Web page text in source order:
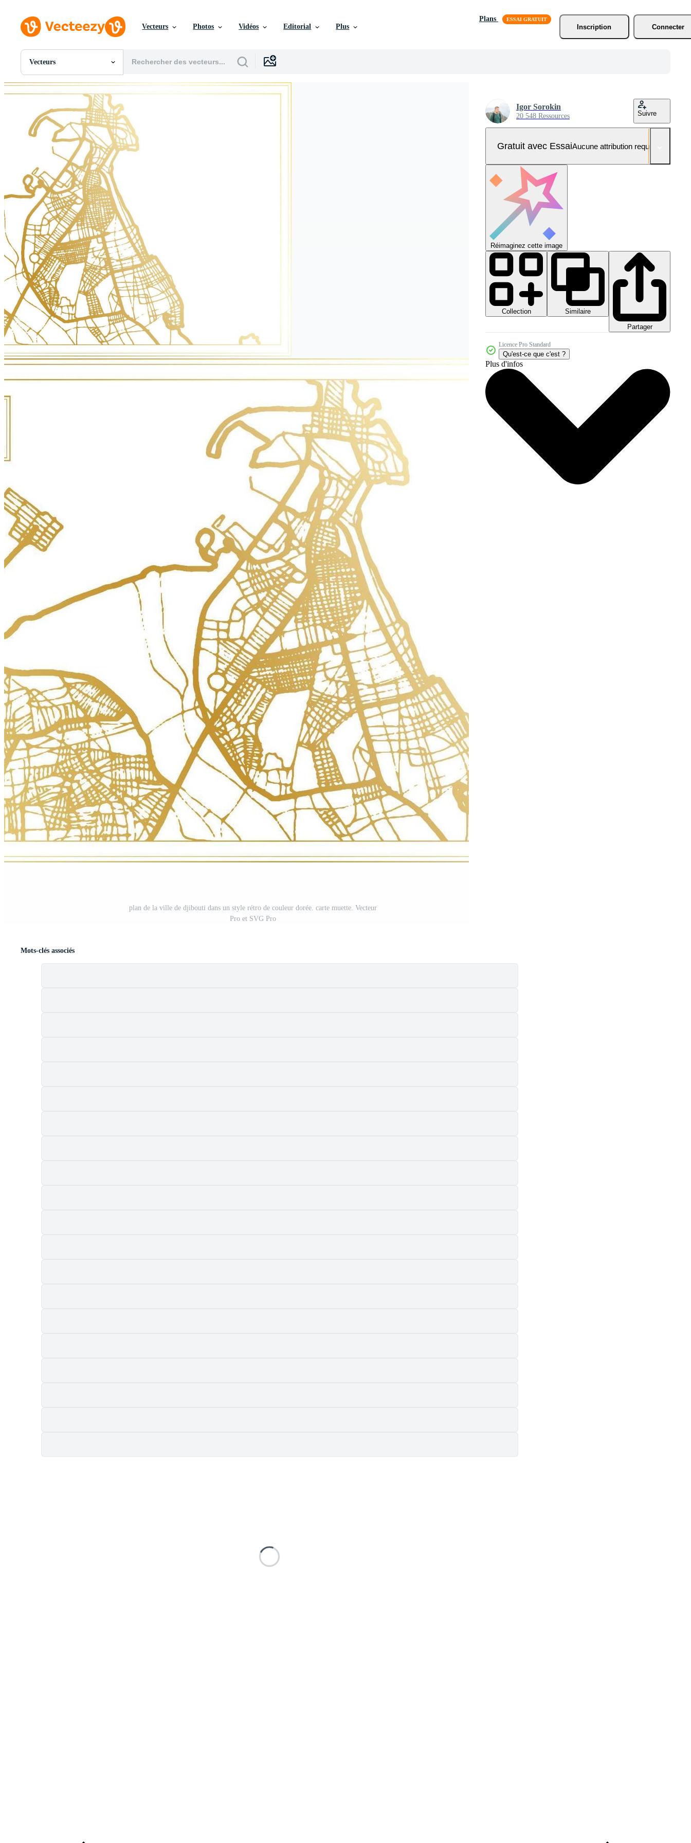
Vecteurs Photos Vidéos Editorial Plus
Plans
Inscription
Connecter
Vecteurs
Toutes Images
Photos
PSDs
SVGs
Modèles
Vecteurs
Vidéos
Motion graphics
Images Éditoriales
Événements Éditoriaux
plan de la ville de djibouti dans un style rétro de couleur dorée. carte muette. Vecteur
Pro et SVG Pro
Igor Sorokin
20 548 Ressources Suivre
Gratuit avec EssaiAucune attribution requise
Réimaginez cette image
Collection
Similaire
Partager
Licence Pro Standard
Qu'est-ce que c'est ?
Plus d'infos
Mots-clés associés